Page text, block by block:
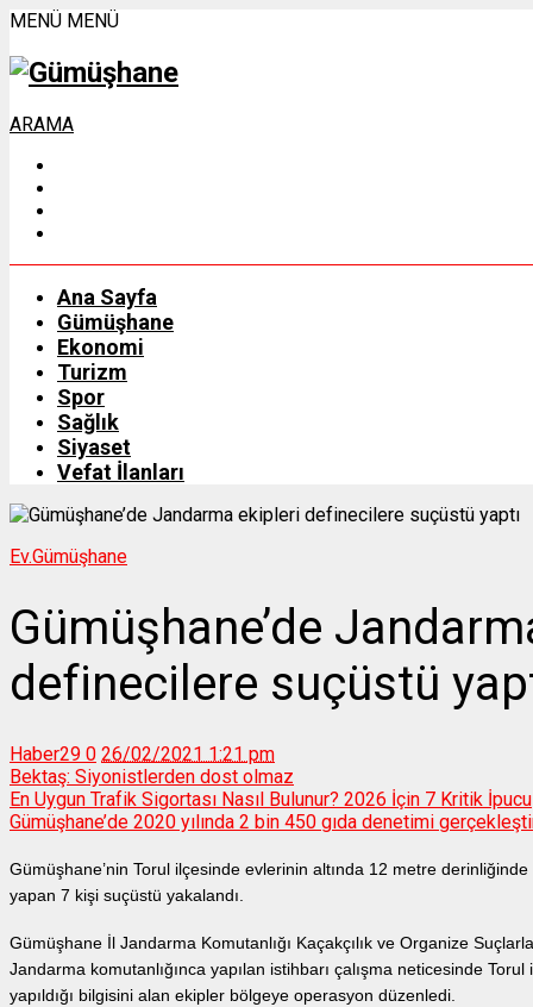
MENÜ MENÜ
ARAMA
Ana Sayfa
Gümüşhane
Ekonomi
Turizm
Spor
Sağlık
Siyaset
Vefat İlanları
Ev.Gümüşhane
Gümüşhane’de
definecilere suçüstü
Haber29 0 26/02/2021 1:21 pm
Bektaş: Siyonistlerden dost olmaz
En Uygun Trafik Sigortası Nasıl Bulunur? 2026 İçin 7 Kritik İpucu
Gümüşhane’de 2020 yılında 2 bin 450 gıda denetimi
Gümüşhane’nin Torul ilçesinde evlerinin altında 12 metre
yapan 7 kişi suçüstü yakalandı.
Gümüşhane İl Jandarma Komutanlığı Kaçakçılık ve Organize
Jandarma komutanlığınca yapılan istihbarı çalışma neticesinde Torul
yapıldığı bilgisini alan ekipler bölgeye operasyon düzenledi.